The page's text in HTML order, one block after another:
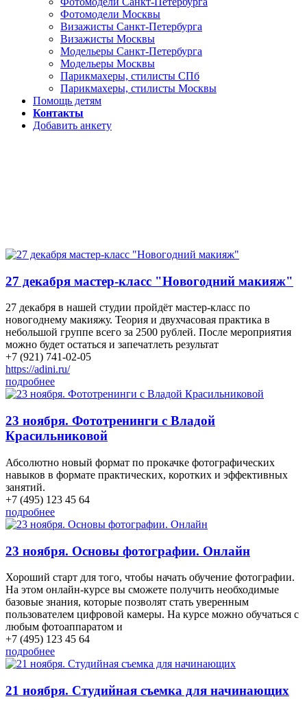
Фотомодели Москвы
Визажисты Санкт-Петербурга
Визажисты Москвы
Модельеры Санкт-Петербурга
Модельеры Москвы
Парикмахеры, стилисты СПб
Парикмахеры, стилисты Москвы
Помощь детям
Контакты
Добавить анкету
27 декабря мастер-класс "Новогодний макияж"
27 декабря в нашей студии пройдёт мастер-класс по
новогоднему макияжу. Теория и двухчасовая практика в
небольшой группе всего за 2500 рублей. После мероприятия
можно будет остаться и запечатлеть результат
+7 (921) 741-02-05
https://adini.ru/
подробнее
23 ноября. Фототренинги с Владой
Красильниковой
Абсолютно новый формат по прокачке фотографических
навыков в формате практических, коротких и эффективных
занятий.
+7 (495) 123 45 64
подробнее
23 ноября. Основы фотографии. Онлайн
Хороший старт для того, чтобы начать обучение фотографии.
На этом онлайн-курсе вы сможете получить необходимые
базовые знания, которые позволят стать уверенным
пользователем цифровой камеры. На курсе можно обучаться с
любым фотоаппаратом и
+7 (495) 123 45 64
подробнее
21 ноября. Студийная съемка для начинающих